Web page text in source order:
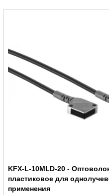
KFX-L-10MLD-20 -
пластиковое для
применения